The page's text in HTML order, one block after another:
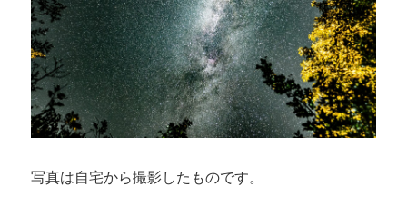
写真は自宅から撮影したものです。